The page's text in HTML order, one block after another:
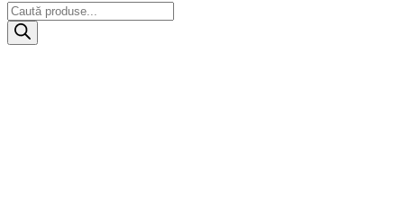
Products
search